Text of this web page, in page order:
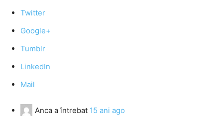
Twitter
Google+
Tumblr
LinkedIn
Mail
Anca a întrebat 15 ani ago